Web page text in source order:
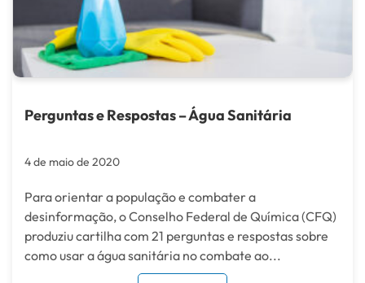
Perguntas e Respostas – Água Sanitária
4 de maio de 2020
Para orientar a população e combater a
desinformação, o Conselho Federal de Química (CFQ)
produziu cartilha com 21 perguntas e respostas sobre
como usar a água sanitária no combate ao...